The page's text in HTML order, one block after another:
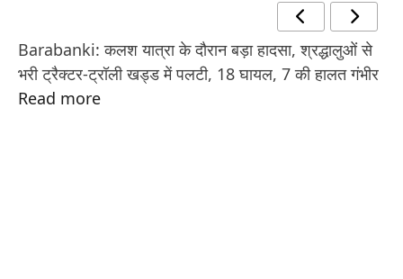
Barabanki: कलश यात्रा के दौरान बड़ा हादसा, श्रद्धालुओं से
भरी ट्रैक्टर-ट्रॉली खड्ड में पलटी, 18 घायल, 7 की हालत गंभीर
Read more